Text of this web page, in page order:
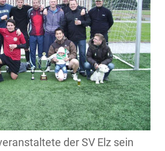
der SV Elz sein